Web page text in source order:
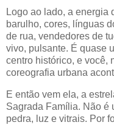
Logo ao lado, a energia
barulho, cores, línguas
de rua, vendedores de
vivo, pulsante. É quase
centro histórico, e você,
coreografia urbana
E então vem ela, a
Sagrada Família. Não é
pedra, luz e vitrais. Por